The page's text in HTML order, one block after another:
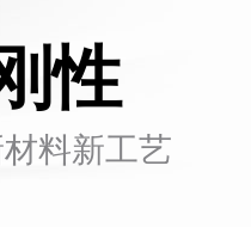
性
料新工艺